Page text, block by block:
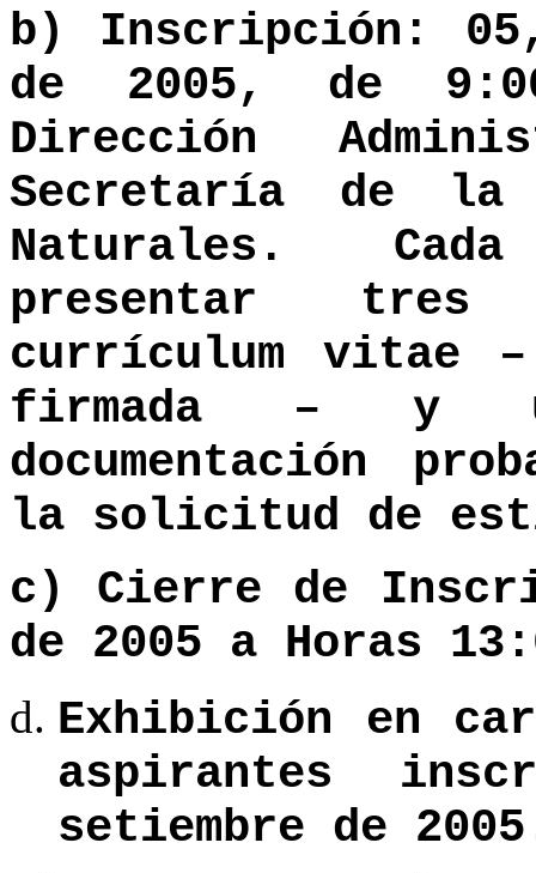
b) Inscripción:
de 2005, de
Dirección
Secretaría de la
Naturales.
presentar
currículum vitae –
firmada – y
documentación
la solicitud de
c) Cierre de
de 2005 a Horas
Exhibición en
aspirantes
setiembre de